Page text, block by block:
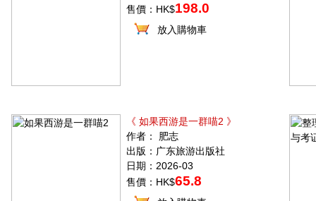
售價：HK$198.0
放入購物車
《 如果西游是一群喵2 》
作者： 肥志
出版：广东旅游出版社
日期：2026-03
售價：HK$65.8